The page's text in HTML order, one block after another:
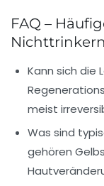
FAQ –
Nichttrinkern
Kann sich die
meist
Was sind
gehören